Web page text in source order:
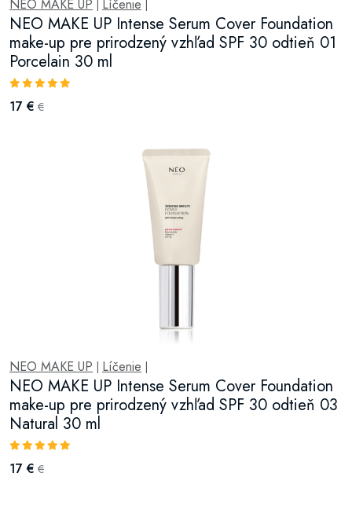
NEO MAKE UP Líčenie
NEO MAKE UP Intense Serum Cover Foundation
make-up pre prirodzený vzhľad SPF 30 odtieň 01
Porcelain 30 ml
17 € €
NEO MAKE UP Líčenie
NEO MAKE UP Intense Serum Cover Foundation
make-up pre prirodzený vzhľad SPF 30 odtieň 03
Natural 30 ml
17 € €